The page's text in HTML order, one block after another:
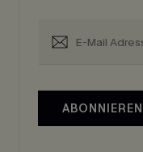
ABONNIEREN